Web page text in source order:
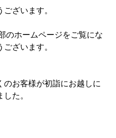
ざいます。
のホームページをご覧にな
ざいます。
お客様が初詣にお越しに
た。